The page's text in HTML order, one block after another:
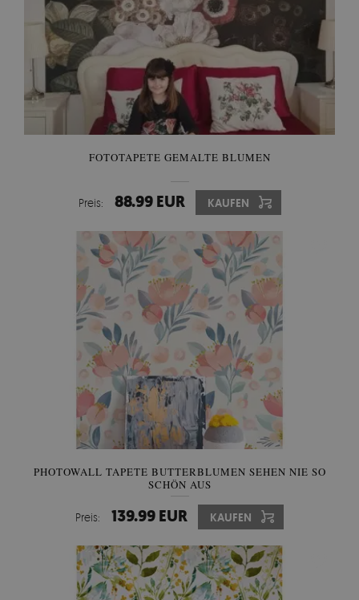
FOTOTAPETE GEMALTE BLUMEN
Preis: 88.99 EUR KAUFEN
PHOTOWALL TAPETE BUTTERBLUMEN SEHEN NIE SO
SCHÖN AUS
Preis: 139.99 EUR KAUFEN